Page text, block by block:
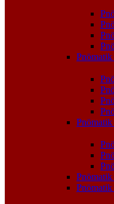
Pnömatik
Pnömatik
Pnömatik